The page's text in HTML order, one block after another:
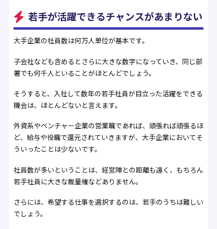
若手が活躍できるチャンスがあまりない
大手企業の社員数は何万人単位が基本です。
子会社なども含めるとさらに大きな数字になっていき、同じ部
署でも何千人といることがほとんどでしょう。
そうすると、入社して数年の若手社員が目立った活躍をできる
機会は、ほとんどないと言えます。
外資系やベンチャー企業の営業職であれば、頑張れば頑張るほ
ど、給与や役職で還元されていきますが、大手企業においてそ
ういったことは少ないです。
社員数が多いということは、経営陣との距離も遠く、もちろん
若手社員に大きな裁量権などありません。
さらには、希望する仕事を選択するのは、若手のうちは難しい
でしょう。